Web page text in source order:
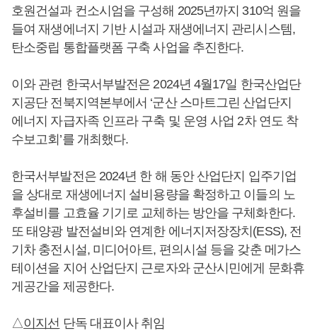
호원건설과 컨소시엄을 구성해 2025년까지 310억 원을
들여 재생에너지 기반 시설과 재생에너지 관리시스템,
탄소중립 통합플랫폼 구축 사업을 추진한다.
이와 관련 한국서부발전은 2024년 4월17일 한국산업단
지공단 전북지역본부에서 ‘군산 스마트그린 산업단지
에너지 자급자족 인프라 구축 및 운영 사업 2차 연도 착
수보고회’를 개최했다.
한국서부발전은 2024년 한 해 동안 산업단지 입주기업
을 상대로 재생에너지 설비용량을 확정하고 이들의 노
후설비를 고효율 기기로 교체하는 방안을 구체화한다.
또 태양광 발전설비와 연계한 에너지저장장치(ESS), 전
기차 충전시설, 미디어아트, 편의시설 등을 갖춘 메가스
테이션을 지어 산업단지 근로자와 군산시민에게 문화휴
게공간을 제공한다.
△이지선 단독 대표이사 취임